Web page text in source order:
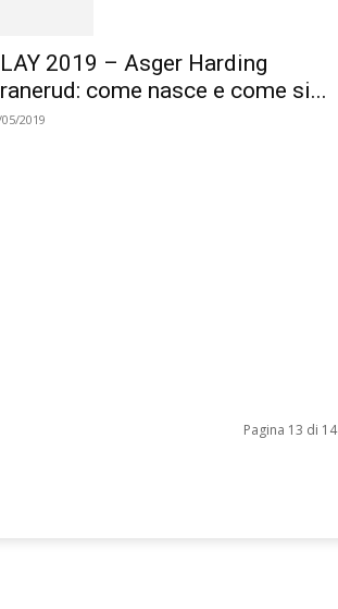
2019 – Asger Harding
come nasce e come si...
2019
Pagina 13 di 14